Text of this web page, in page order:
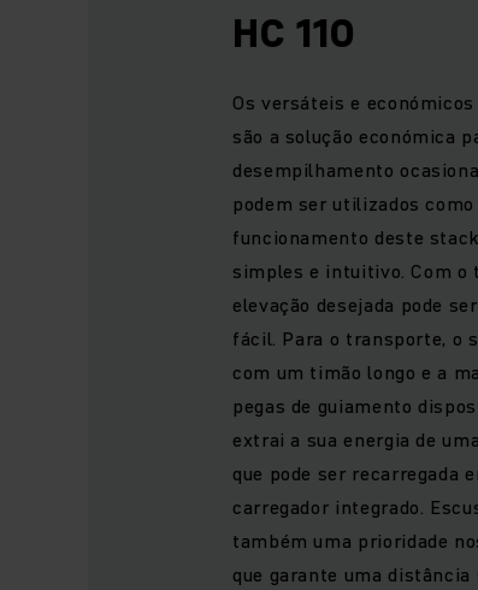
HC 110
Os versáteis e
são a solução económica
desempilhamento
podem ser utilizados
funcionamento deste
simples e intuitivo. Com o
elevação desejada pode
fácil. Para o transporte, o
com um timão longo e a
pegas de guiamento
extrai a sua energia de
que pode ser recarregada
carregador integrado.
também uma prioridade
que garante uma